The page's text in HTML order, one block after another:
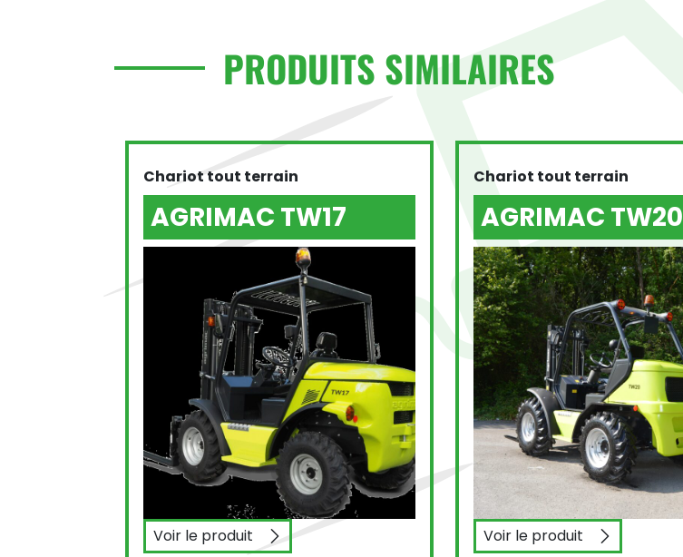
PRODUITS SIMILAIRES
Chariot tout terrain
AGRIMAC TW17
Voir le produitAGRIMAC TW17
Chariot tout terrain
AGRIMAC TW20
Voir le produitAGRIMAC TW20